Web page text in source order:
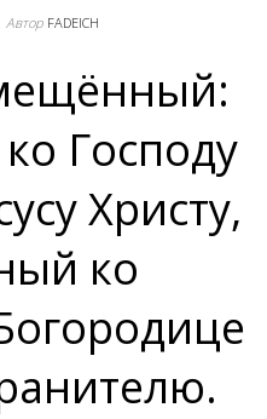
Автор FADEICH
Господу
Христу,
ко